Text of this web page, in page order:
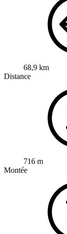
68,9 km
Distance
716 m
Montée